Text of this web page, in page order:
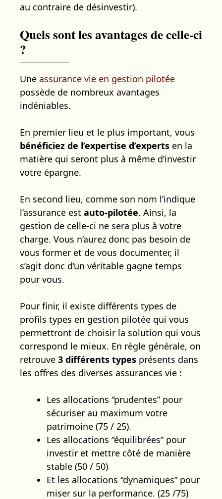
au contraire de désinvestir).
Quels sont les avantages de celle-ci
?
Une assurance vie en gestion pilotée
possède de nombreux avantages
indéniables.
En premier lieu et le plus important, vous
bénéficiez de l’expertise d’experts en la
matière qui seront plus à même d’investir
votre épargne.
En second lieu, comme son nom l’indique
l’assurance est auto-pilotée. Ainsi, la
gestion de celle-ci ne sera plus à votre
charge. Vous n’aurez donc pas besoin de
vous former et de vous documenter, il
s’agit donc d’un véritable gagne temps
pour vous.
Pour finir, il existe différents types de
profils types en gestion pilotée qui vous
permettront de choisir la solution qui vous
correspond le mieux. En règle générale, on
retrouve 3 différents types présents dans
les offres des diverses assurances vie :
Les allocations “prudentes” pour
sécuriser au maximum votre
patrimoine (75 / 25).
Les allocations “équilibrées“ pour
investir et mettre côté de manière
stable (50 / 50)
Et les allocations “dynamiques” pour
miser sur la performance. (25 /75)